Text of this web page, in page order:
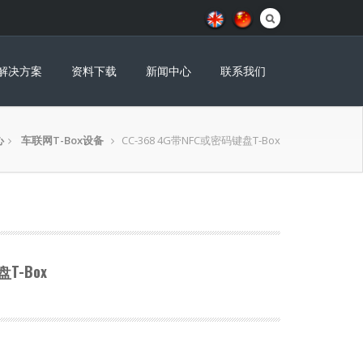
决方案 资料下载 新闻中心 联系我们
车联网T-Box设备 CC-368 4G带NFC或密码键盘T-Box
T-Box